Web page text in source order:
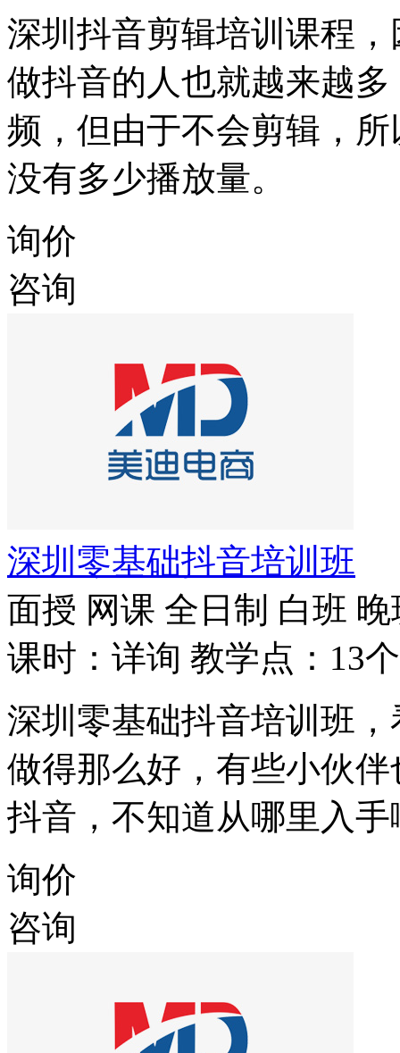
深圳抖音剪辑培训课程
做抖音的人也就越来越
频，但由于不会剪辑，
没有多少播放量。
询价
咨询
深圳零基础抖音培训班
面授 网课 全日制 白班 晚
课时：详询 教学点：13个
深圳零基础抖音培训班
做得那么好，有些小伙
抖音，不知道从哪里入
询价
咨询